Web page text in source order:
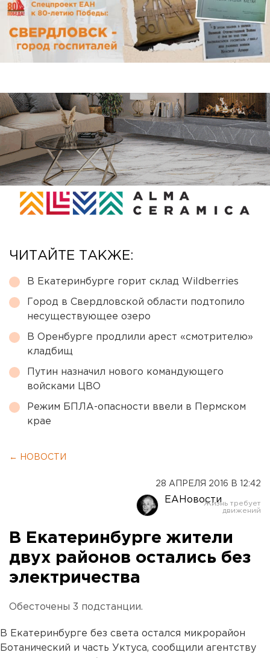
ЧИТАЙТЕ ТАКЖЕ:
В Екатеринбурге горит склад Wildberries
Город в Свердловской области подтопило
несуществующее озеро
В Оренбурге продлили арест «смотрителю»
кладбищ
Путин назначил нового командующего
войсками ЦВО
Режим БПЛА-опасности ввели в Пермском
крае
← НОВОСТИ
28 АПРЕЛЯ 2016 В 12:42
ЕАНовости
В Екатеринбурге жители
двух районов остались без
электричества
Обесточены 3 подстанции.
В Екатеринбурге без света остался микрорайон
Ботанический и часть Уктуса, сообщили агентству